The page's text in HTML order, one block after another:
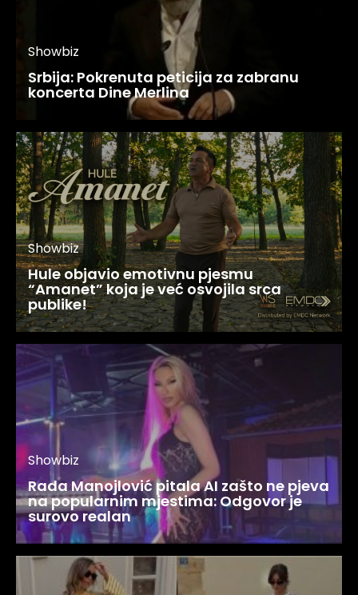
Showbiz
Srbija: Pokrenuta peticija za zabranu
koncerta Dine Merlina
Showbiz
Hule objavio emotivnu pjesmu
“Amanet” koja je već osvojila srca
publike!
Showbiz
Rada Manojlović pitala AI zašto ne pjeva
na popularnim mjestima: Odgovor je
surovo realan